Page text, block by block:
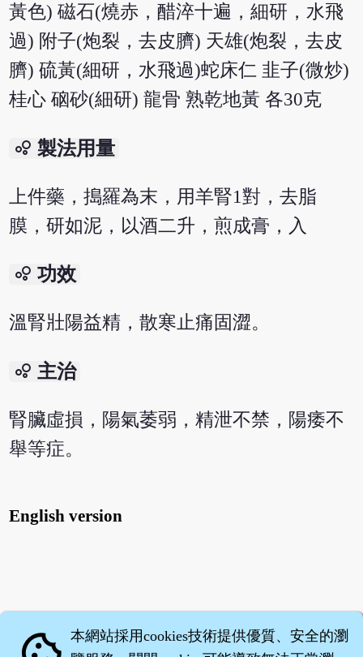
黃色) 磁石(燒赤，醋淬十遍，細研，水飛
過) 附子(炮裂，去皮臍) 天雄(炮裂，去皮
臍) 硫黃(細研，水飛過)蛇床仁 韭子(微炒)
桂心 硇砂(細研) 龍骨 熟乾地黃 各30克
bubble_chart 製法用量
上件藥，搗羅為末，用羊腎1對，去脂
膜，研如泥，以酒二升，煎成膏，入
bubble_chart 功效
溫腎壯陽益精，散寒止痛固澀。
bubble_chart 主治
腎臟虛損，陽氣萎弱，精泄不禁，陽痿不
舉等症。
English version
本網站採用cookies技術提供優質、安全的瀏